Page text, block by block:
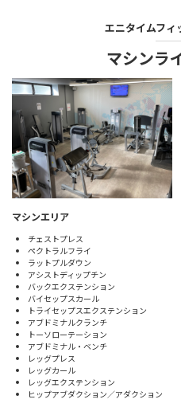
エニタイムフィ
マシンラ
マシンエリア
チェストプレス
ペクトラルフライ
ラットプルダウン
アシストディップチン
バックエクステンション
バイセップスカール
トライセップスエクステンション
アブドミナルクランチ
トーソローテーション
アブドミナル・ベンチ
レッグプレス
レッグカール
レッグエクステンション
ヒップアブダクション／アダクション